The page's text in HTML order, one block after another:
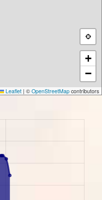
+
−
Leaflet | © OpenStreetMap contributors